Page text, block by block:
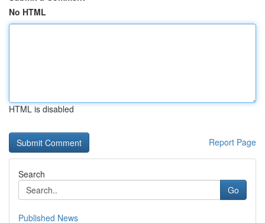
No HTML
HTML is disabled
Report Page
Search
Go
Published News